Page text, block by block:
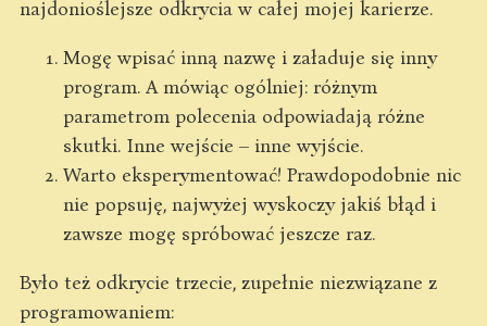
najdonioślejsze odkrycia w całej mojej karierze.
Mogę wpisać inną nazwę i załaduje się inny
program. A mówiąc ogólniej: różnym
parametrom polecenia odpowiadają różne
skutki. Inne wejście – inne wyjście.
Warto eksperymentować! Prawdopodobnie nic
nie popsuję, najwyżej wyskoczy jakiś błąd i
zawsze mogę spróbować jeszcze raz.
Było też odkrycie trzecie, zupełnie niezwiązane z
programowaniem: